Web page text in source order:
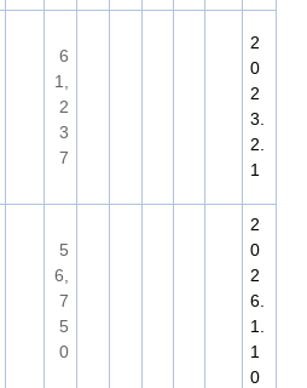
6
1,
2
3
7
2
0
2
3.
2.
1
5
6,
7
5
0
2
0
2
6.
1.
1
0